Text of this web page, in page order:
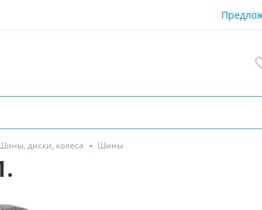
диски, колеса Шины